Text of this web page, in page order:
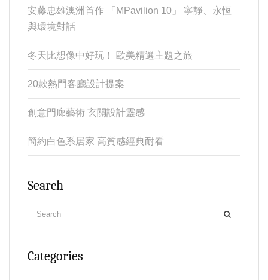
安藤忠雄澳洲首作 「MPavilion 10」 寧靜、永恆
與環境對話
冬天比想像中好玩！ 歐美精選主題之旅
20款熱門客廳設計提案
創意門廊藝術 玄關設計靈感
簡約白色系居家 高質感經典耐看
Search
Categories